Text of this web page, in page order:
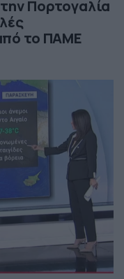
Πορτογαλία
το ΠΑΜΕ